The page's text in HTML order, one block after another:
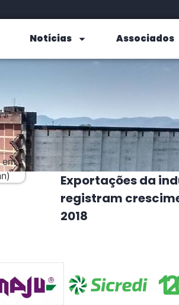
Notícias Associados
Exportações da
registram
2018